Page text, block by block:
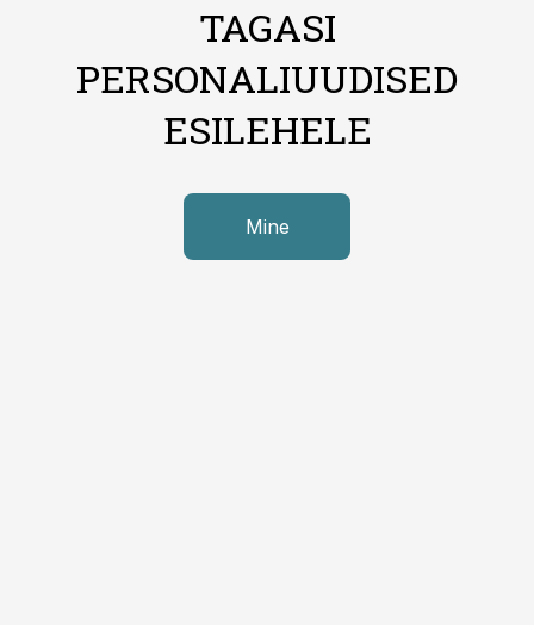
TAGASI
PERSONALIUUDISED
ESILEHELE
Mine